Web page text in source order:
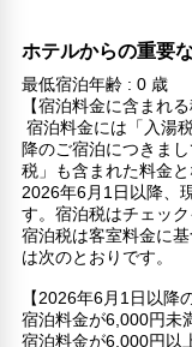
ホテルからの重要
最低宿泊年齢 : 0 歳
【宿泊料金に含まれ
宿泊料金には「入湯
降のご宿泊につきま
税」も含まれた料金と
2026年6月1日以降、
す。宿泊税はチェッ
宿泊税は客室料金に
は次のとおりです。
【2026年6月1日以降
宿泊料金が6,000円未
宿泊料金が6,000円以